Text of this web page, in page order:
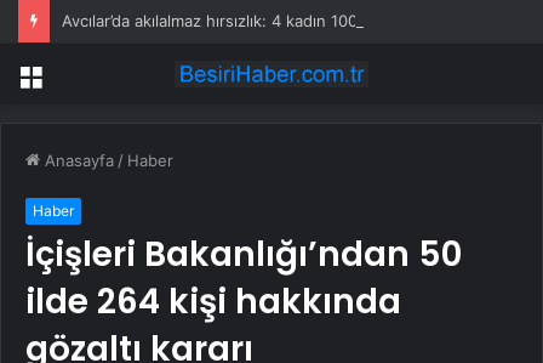
Menü
Anasayfa / Haber
Haber
İçişleri Bakanlığı’ndan 50
ilde 264 kişi hakkında
gözaltı kararı